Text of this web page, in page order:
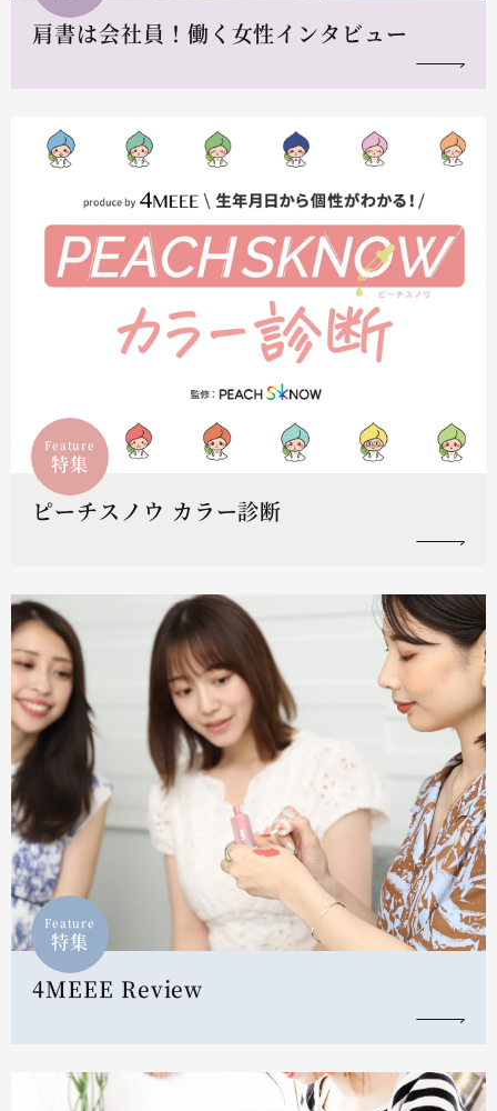
肩書は会社員！働く女性インタビュー
Feature
特集
ピーチスノウ カラー診断
Feature
特集
4MEEE Review